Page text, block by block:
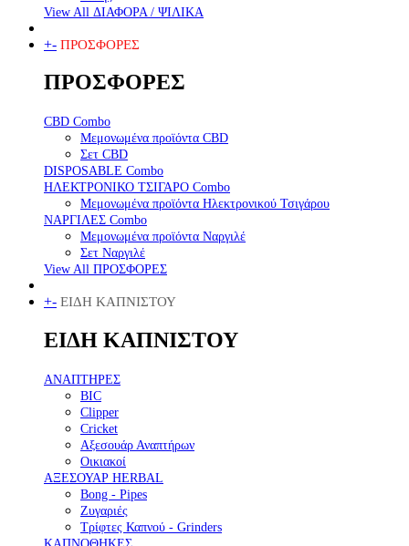
View All ΔΙΑΦΟΡΑ / ΨΙΛΙΚΑ
+- ΠΡΟΣΦΟΡΕΣ
ΠΡΟΣΦΟΡΕΣ
CBD Combo
Μεμονωμένα προϊόντα CBD
Σετ CBD
DISPOSABLE Combo
ΗΛΕΚΤΡΟΝΙΚΟ ΤΣΙΓΑΡΟ Combo
Μεμονωμένα προϊόντα Ηλεκτρονικού Τσιγάρου
ΝΑΡΓΙΛΕΣ Combo
Μεμονωμένα προϊόντα Ναργιλέ
Σετ Ναργιλέ
View All ΠΡΟΣΦΟΡΕΣ
+- ΕΙΔΗ ΚΑΠΝΙΣΤΟΥ
ΕΙΔΗ ΚΑΠΝΙΣΤΟΥ
ΑΝΑΠΤΗΡΕΣ
BIC
Clipper
Cricket
Αξεσουάρ Αναπτήρων
Οικιακοί
ΑΞΕΣΟΥΑΡ HERBAL
Bong - Pipes
Ζυγαριές
Τρίφτες Καπνού - Grinders